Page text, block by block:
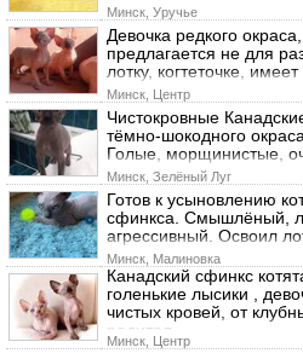
Минск, Уручье
Девочка редкого
предлагается не для
лотку, когтеточке,
Минск, Центр
Чистокровные
тёмно-шокодного
Голые, морщинистые,
Минск, Зелёный Луг
Готов к усыновлению
сфинкса. Смышлёный,
агрессивный. Освоил
Минск, Малиновка
Канадский сфинкс
голенькие лысики ,
чистых кровей, от
родител
Минск, Центр